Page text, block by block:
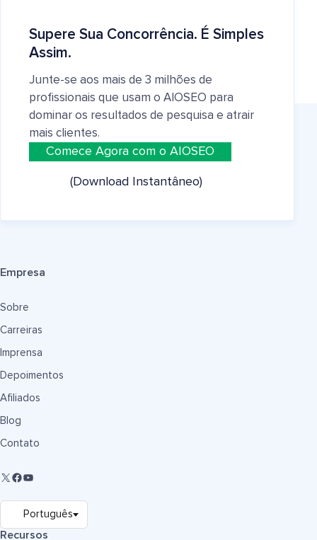
Supere Sua Concorrência. É Simples
Assim.
Junte-se aos mais de 3 milhões de
profissionais que usam o AIOSEO para
dominar os resultados de pesquisa e atrair
mais clientes.
Comece Agora com o AIOSEO
(Download Instantâneo)
Empresa
Sobre
Carreiras
Imprensa
Depoimentos
Afiliados
Blog
Contato
Recursos